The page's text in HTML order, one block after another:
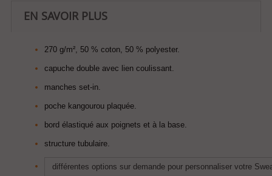
EN SAVOIR PLUS
270 g/m², 50 % coton, 50 % polyester.
capuche double avec lien coulissant.
manches set-in.
poche kangourou plaquée.
bord élastiqué aux poignets et à la base.
structure tubulaire.
différentes options sur demande pour personnaliser votre